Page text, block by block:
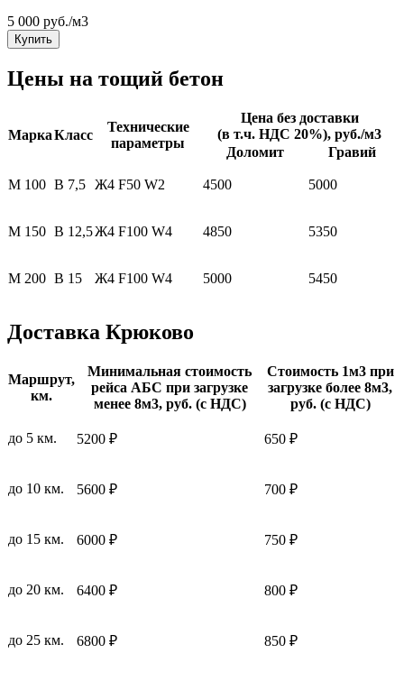
5 000 руб./м3
Купить
Цены на тощий бетон
МаркаКласс
Технические
параметры
Цена без доставки
(в т.ч. НДС 20%), руб./м3
Доломит
Гравий
M 100 B 7,5 Ж4 F50 W2 4500 5000
М 150 B 12,5Ж4 F100 W4 4850 5350
М 200 B 15 Ж4 F100 W4 5000 5450
Доставка Крюково
Маршрут,
км.
Минимальная стоимость
рейса АБС при загрузке
менее 8м3, руб. (с НДС)
Стоимость 1м3 при
загрузке более 8м3,
руб. (с НДС)
до 5 км. 5200 ₽ 650 ₽
до 10 км. 5600 ₽ 700 ₽
до 15 км. 6000 ₽ 750 ₽
до 20 км. 6400 ₽ 800 ₽
до 25 км. 6800 ₽ 850 ₽